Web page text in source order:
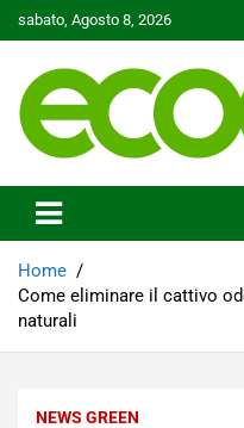
to
sabato, Agosto 8, 2026
Ecoo.it
Home
Come eliminare il cattivo
naturali
NEWS GREEN